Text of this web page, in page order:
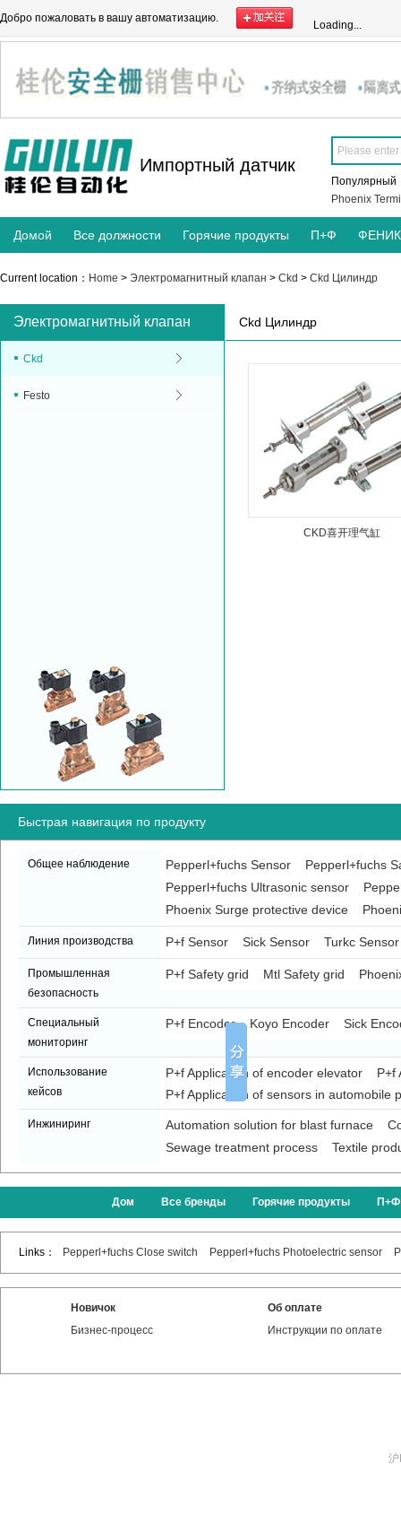
Добро пожаловать в вашу автоматизацию.
Loading...
Импортный датчик
Популярный
Phoenix
Домой Все должности Горячие продукты П+Ф
Current location： Home > Электромагнитный клапан > Ckd > Ckd Цилиндр
Электромагнитный клапан
Ckd
Festo
Ckd Цилиндр
CKD喜开理气缸
Быстрая навигация по продукту
Общее наблюдение Pepperl+fuchs Sensor
Pepperl+fuchs
Pepperl+fuchs Ultrasonic sensor
Phoenix Surge protective device
Линия производства P+f Sensor Sick Sensor Turkc Sensor
Промышленная
безопасность
P+f Safety grid Mtl Safety grid
Специальный
мониторинг
P+f Encoder Koyo Encoder Sick
Использование
кейсов
P+f Application of encoder elevator
P+f
P+f Application of sensors in automobile
Инжиниринг Automation solution for blast furnace
Sewage treatment process
Textile
Дом Все бренды Горячие продукты П+Ф
Links： Pepperl+fuchs Close switch Pepperl+fuchs Photoelectric sensor
Новичок
Бизнес-процесс
Об оплате
Инструкции по оплате